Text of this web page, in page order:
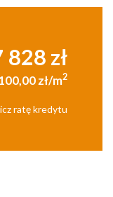
828 zł
zł/m2
ratę kredytu